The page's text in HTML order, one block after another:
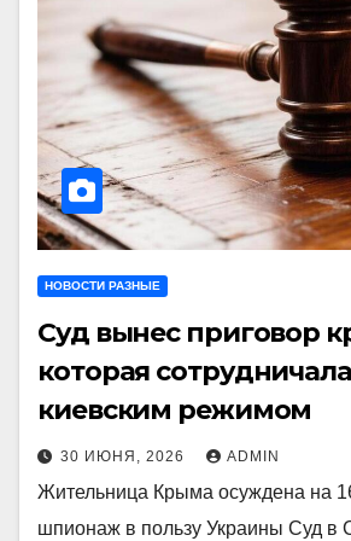
НОВОСТИ РАЗНЫЕ
Суд вынес приговор
которая
киевским режимом
30 ИЮНЯ, 2026 ADMIN
Жительница Крыма осуждена на
шпионаж в пользу Украины Суд в